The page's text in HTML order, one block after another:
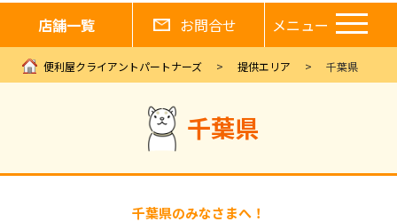
店舗一覧 お問合せ メニュー
便利屋クライアントパートナーズ 提供エリア 千葉県
千葉県
千葉県のみなさまへ！